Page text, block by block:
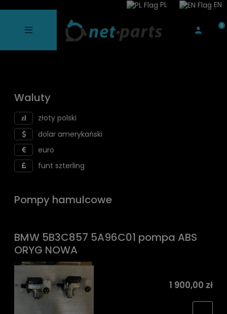
PL EN
Waluty
złoty polski
dolar amerykański
euro
funt szterling
Pompy hamulcowe
BMW 5B3C857 5A96C01 pompa ABS
ORYG NOWA
1 900,00 zł